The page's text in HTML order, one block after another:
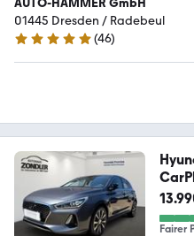
01445 Dresden / Radebeul
5 Sterne
(46)
Fairer